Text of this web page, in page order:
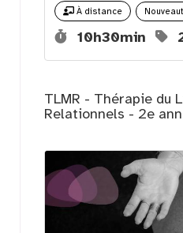
À distance
Durée :
10h30min
TLMR - Thérapie du
Relationnels - 2e